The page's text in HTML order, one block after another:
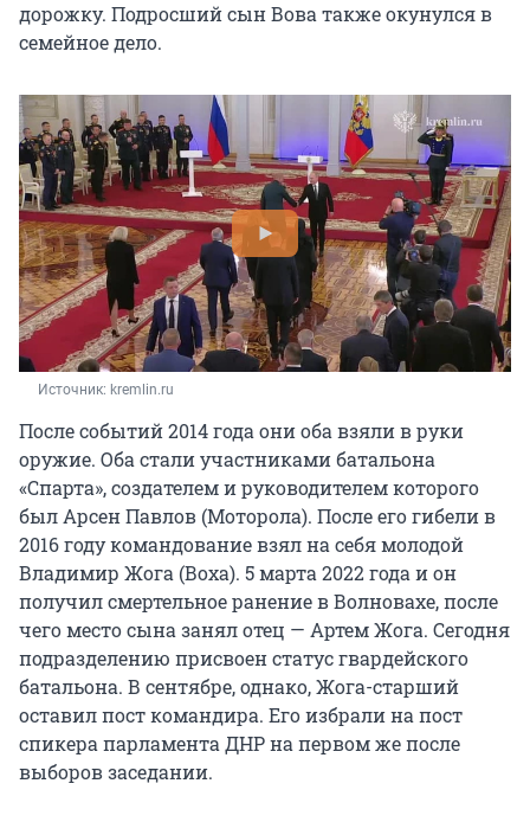
дорожку. Подросший сын Вова также окунулся в
семейное дело.
Источник: kremlin.ru
После событий 2014 года они оба взяли в руки
оружие. Оба стали участниками батальона
«Спарта», создателем и руководителем которого
был Арсен Павлов (Моторола). После его гибели в
2016 году командование взял на себя молодой
Владимир Жога (Воха). 5 марта 2022 года и он
получил смертельное ранение в Волновахе, после
чего место сына занял отец — Артем Жога. Сегодня
подразделению присвоен статус гвардейского
батальона. В сентябре, однако, Жога-старший
оставил пост командира. Его избрали на пост
спикера парламента ДНР на первом же после
выборов заседании.